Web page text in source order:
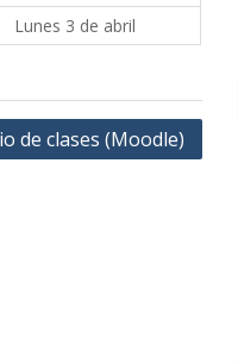
Lunes 3 de abril
de clases (Moodle)